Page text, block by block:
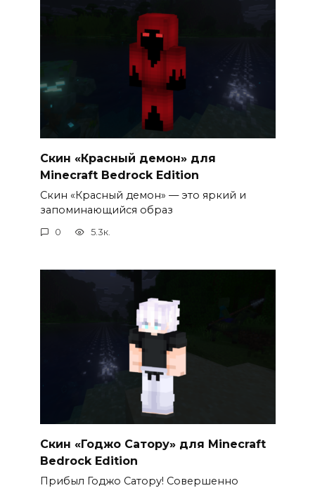
Скин «Красный демон» для
Minecraft Bedrock Edition
Скин «Красный демон» — это яркий и
запоминающийся образ
0 5.3к.
Скин «Годжо Сатору» для Minecraft
Bedrock Edition
Прибыл Годжо Сатору! Совершенно